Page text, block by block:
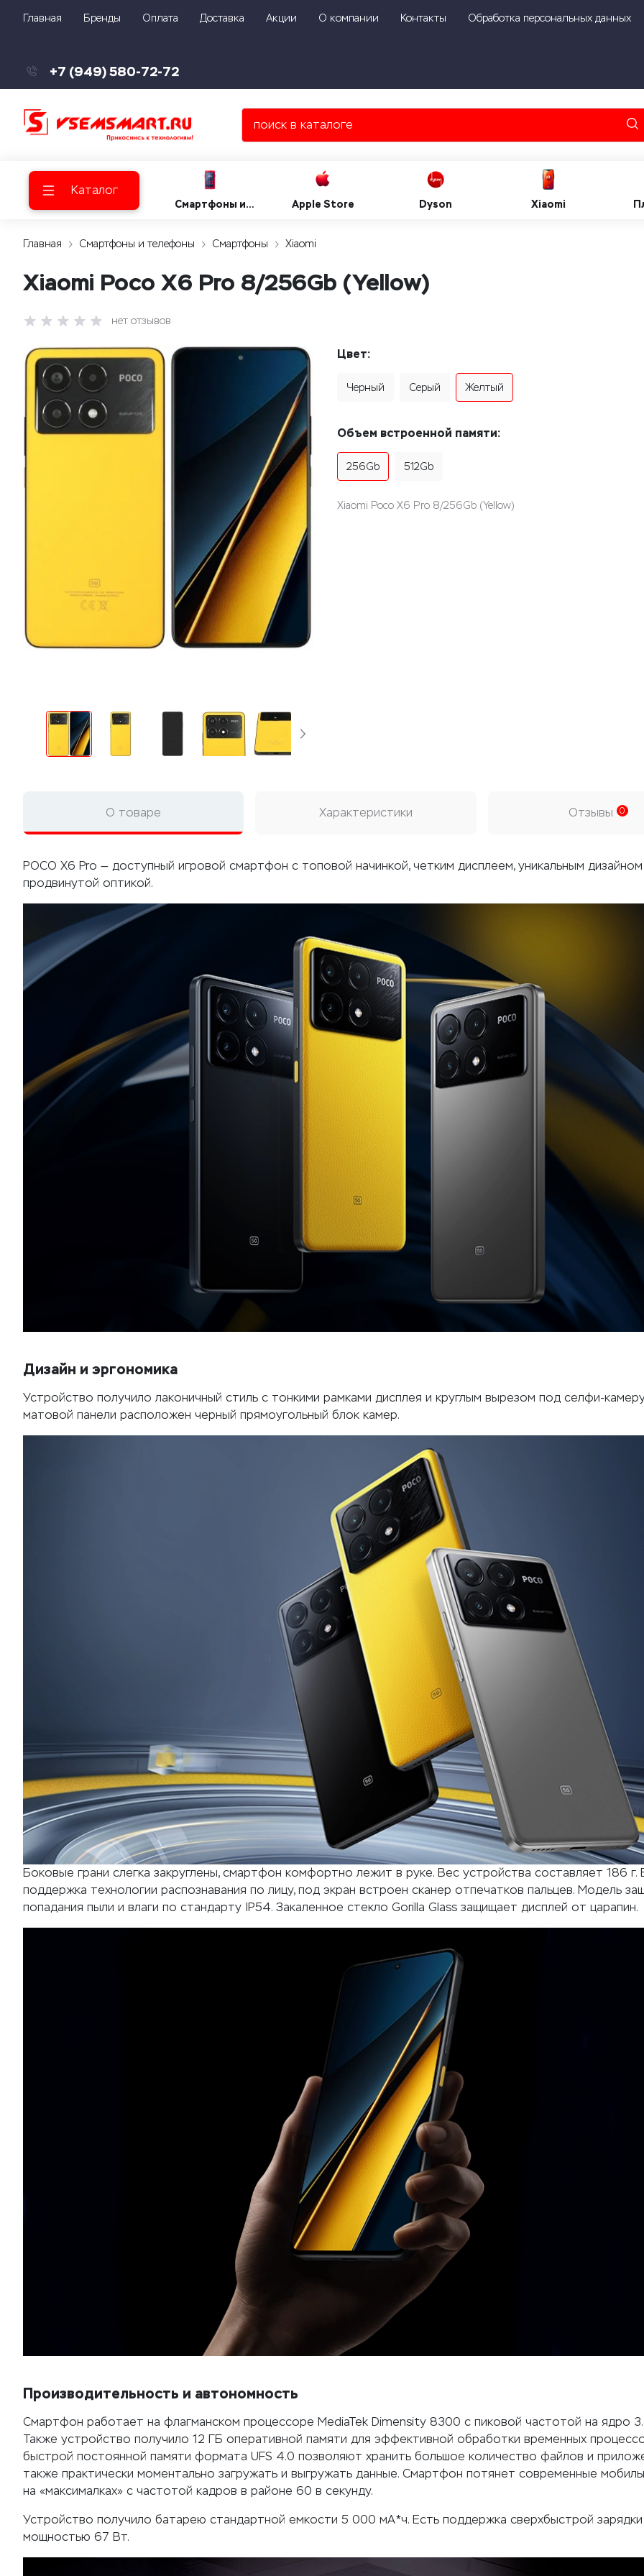
Главная Бренды Оплата Доставка Акции О компании Контакты Обработка персональных данных
+7 (949) 580-72-72
Каталог
Смартфоны и
Apple Store Dyson Xiaomi
Главная Смартфоны и телефоны Смартфоны Xiaomi
Xiaomi Poco X6 Pro 8/256Gb (Yellow)
нет отзывов
Цвет:
Черный Серый Желтый
Объем встроенной памяти:
256Gb 512Gb
Xiaomi Poco X6 Pro 8/256Gb (Yellow)
О товаре Характеристики Отзывы 0
POCO X6 Pro — доступный игровой смартфон с топовой начинкой, четким дисплеем, уникальным
продвинутой оптикой.
Дизайн и эргономика
Устройство получило лаконичный стиль с тонкими рамками дисплея и круглым вырезом под селфи-
матовой панели расположен черный прямоугольный блок камер.
Боковые грани слегка закруглены, смартфон комфортно лежит в руке. Вес устройства составляет 186 г.
поддержка технологии распознавания по лицу, под экран встроен сканер отпечатков пальцев. Модель
попадания пыли и влаги по стандарту IP54. Закаленное стекло Gorilla Glass защищает дисплей от царапин.
Производительность и автономность
Смартфон работает на флагманском процессоре MediaTek Dimensity 8300 с пиковой частотой на ядро
Также устройство получило 12 ГБ оперативной памяти для эффективной обработки временных
быстрой постоянной памяти формата UFS 4.0 позволяют хранить большое количество файлов и
также практически моментально загружать и выгружать данные. Смартфон потянет современные
на «максималках» с частотой кадров в районе 60 в секунду.
Устройство получило батарею стандартной емкости 5 000 мА*ч. Есть поддержка сверхбыстрой зарядки
мощностью 67 Вт.